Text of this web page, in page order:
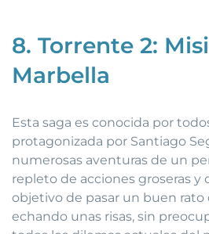
8. Torrente 2:
Marbella
Esta saga es conocida por
protagonizada por Santiago
numerosas aventuras de un
repleto de acciones groseras y
objetivo de pasar un buen rato
echando unas risas, sin